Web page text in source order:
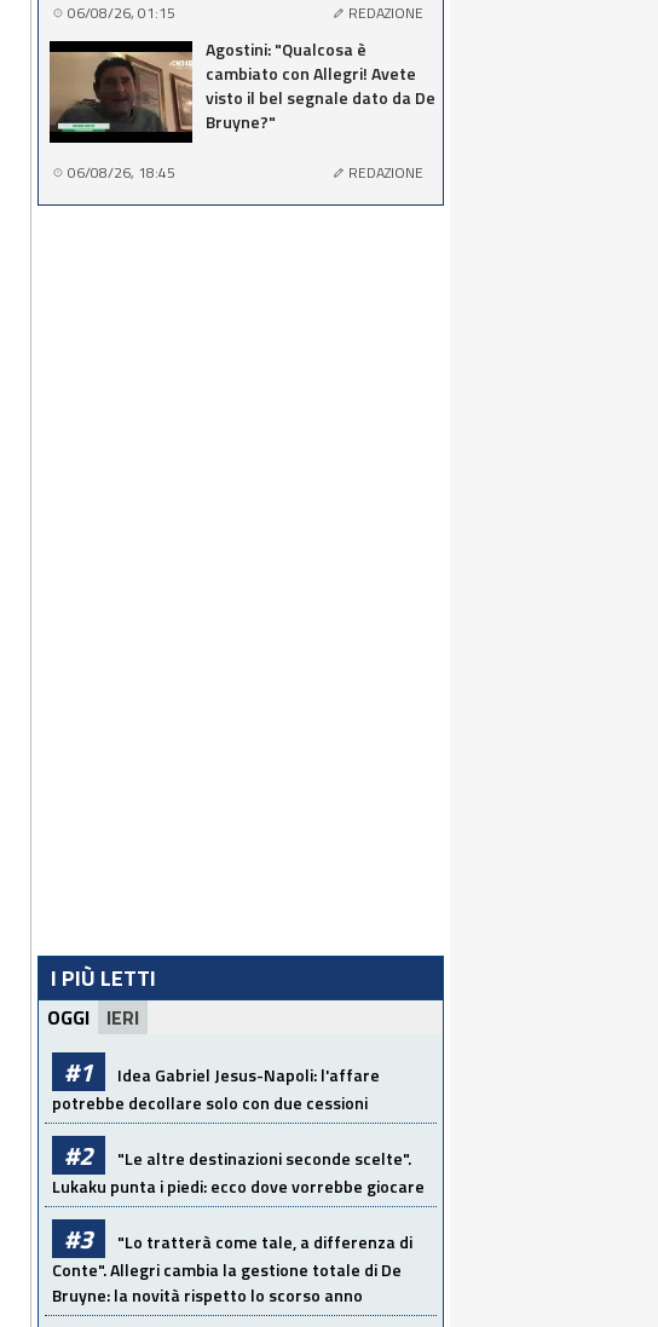
06/08/26, 01:15 REDAZIONE
Agostini: "Qualcosa è
cambiato con Allegri! Avete
visto il bel segnale dato da De
Bruyne?"
06/08/26, 18:45 REDAZIONE
I PIÙ LETTI
OGGI IERI
#1
Idea Gabriel Jesus-Napoli: l'affare
potrebbe decollare solo con due cessioni
#2
"Le altre destinazioni seconde scelte".
Lukaku punta i piedi: ecco dove vorrebbe giocare
#3
"Lo tratterà come tale, a differenza di
Conte". Allegri cambia la gestione totale di De
Bruyne: la novità rispetto lo scorso anno